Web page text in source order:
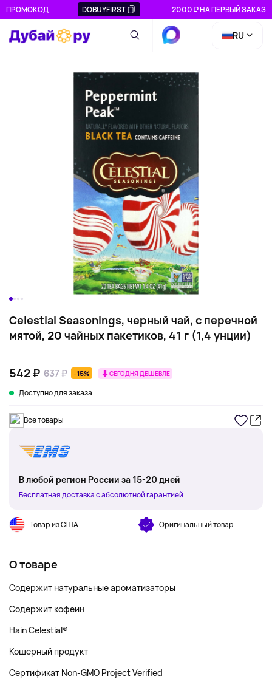
ПРОМОКОД DOBUYFIRST -2000 ₽ НА ПЕРВЫЙ ЗАКАЗ
RU
Celestial Seasonings, черный чай, с перечной
мятой, 20 чайных пакетиков, 41 г (1,4 унции)
542 ₽ 637 ₽ -15% СЕГОДНЯ ДЕШЕВЛЕ
Доступно для заказа
Все товары
В любой регион России за 15-20 дней
Бесплатная доставка с абсолютной гарантией
Товар из США Оригинальный товар
О товаре
Содержит натуральные ароматизаторы
Содержит кофеин
Hain Celestial®
Кошерный продукт
Сертификат Non-GMO Project Verified